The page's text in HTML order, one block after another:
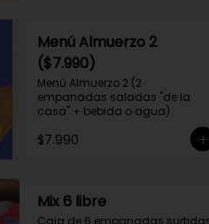
Menú Almuerzo 2
($7.990)
Menú Almuerzo 2 (2
empanadas saladas "de la
casa" + bebida o agua)
$7.990
Mix 6 libre
Caja de 6 empanadas